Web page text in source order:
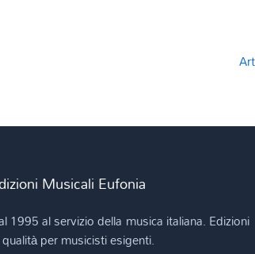
Musicali Eufonia
1995 al servizio della musica italiana. Edizioni
per musicisti esigenti.